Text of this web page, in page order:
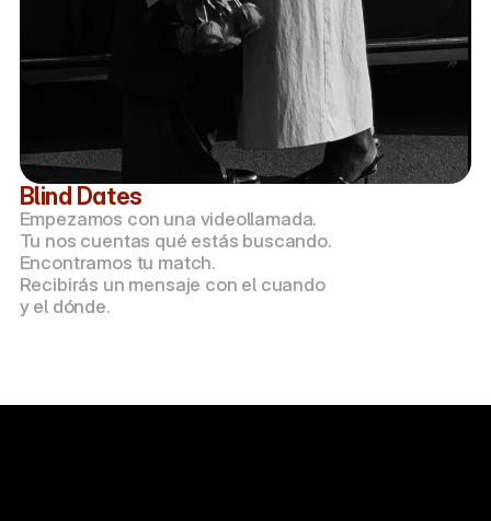
Blind Dates
Empezamos con una videollamada.
Tu nos cuentas qué estás buscando.
Encontramos tu match.
Recibirás un mensaje con el cuando
y el dónde.